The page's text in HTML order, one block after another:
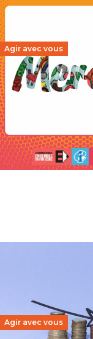
Agir avec vous
L’internationale de
mobilisée pour la
mondiale des
soutien à
11 mai 2026-
Lire la suite →
Agir avec vous